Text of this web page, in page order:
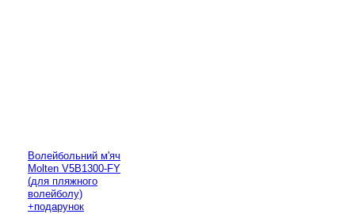
Волейбольний м'яч
Molten V5B1300-FY
(для пляжного
волейболу)
+подарунок